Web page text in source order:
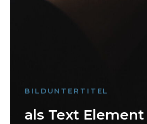
BILDUNTERTITEL
als Text Element